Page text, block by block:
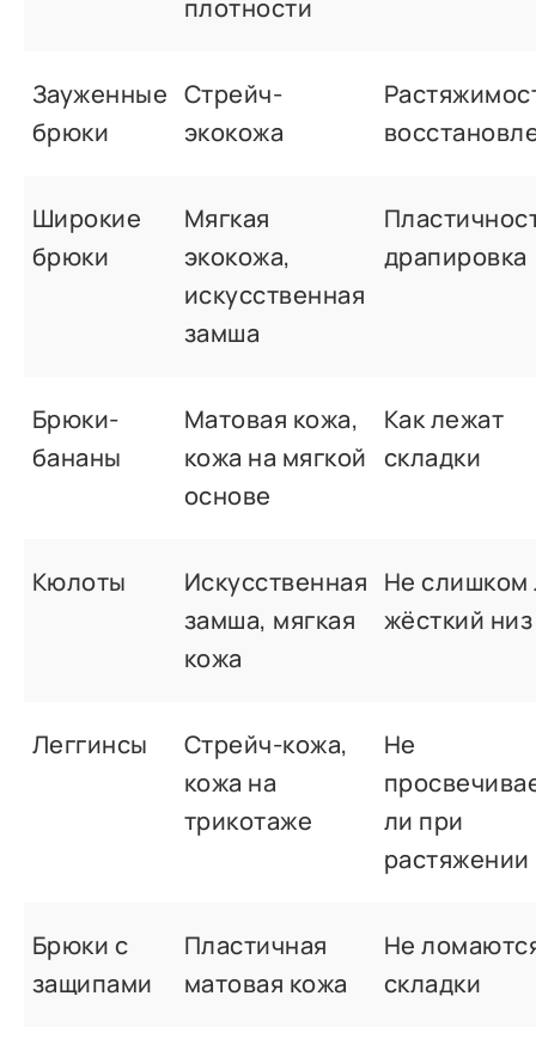
плотности
Зауженные
брюки
Стрейч-
экокожа
Широкие
брюки
Мягкая
экокожа,
искусственная
замша
драпировка
Брюки-
бананы
Матовая кожа,
кожа на мягкой
основе
Как лежат
складки
Кюлоты
Искусственная
замша, мягкая
кожа
Не слишком
жёсткий низ
Леггинсы
Стрейч-кожа,
кожа на
трикотаже
Не
ли при
растяжении
Брюки с
защипами
Пластичная
матовая кожа
Не
складки